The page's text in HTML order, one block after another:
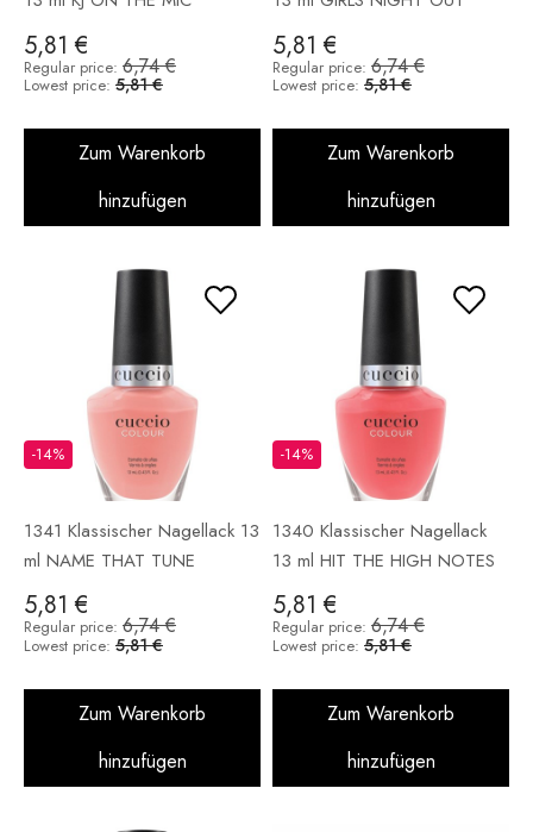
5,81 €
Regular price: 6,74 €
Lowest price: 5,81 €
Zum Warenkorb
hinzufügen
5,81 €
Regular price: 6,74 €
Lowest price: 5,81 €
Zum Warenkorb
hinzufügen
1341 Klassischer Nagellack 13
ml NAME THAT TUNE
5,81 €
-14%
Regular price: 6,74 €
Lowest price: 5,81 €
Zum Warenkorb
hinzufügen
1340 Klassischer Nagellack
13 ml HIT THE HIGH NOTES
5,81 €
-14%
Regular price: 6,74 €
Lowest price: 5,81 €
Zum Warenkorb
hinzufügen